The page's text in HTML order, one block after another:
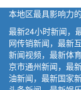
本地区最具影响力
最新24小时新闻，
网传销新闻，最新
新闻视频，最新体
京市通州新闻，最
油新闻，最新国家